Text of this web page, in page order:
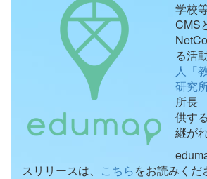
学校
CMS
る活
人「
研究
所長
供する
継が
スリリースは、 こちらをお読みくだ